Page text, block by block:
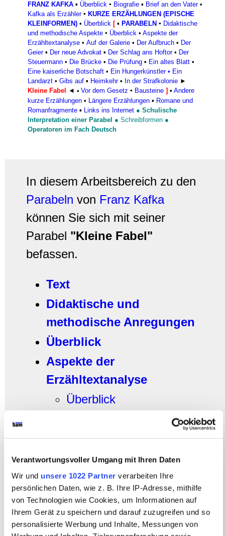
Verantwortungsvoller Umgang mit Ihren Daten
Wir und unsere 1022 Partner verarbeiten Ihre
persönlichen Daten, wie z. B. Ihre IP-Adresse, mithilfe
von Technologien wie Cookies, um Informationen auf
Ihrem Gerät zu speichern und darauf zuzugreifen und so
personalisierte Werbung und Inhalte, Messungen von
FRANZ KAFKA ▪ Überblick ▪ Biografie ▪ Brief an den Vater•
Kafka als Erzähler ▪ KURZE ERZÄHLUNGEN (EPISCHE
KLEINFORMEN) • Überblick [ ▪ PARABELN ▪ Didaktische
und methodische Aspekte ▪ Überblick • Aspekte der
Erzähltextanalyse • Auf der Galerie • Der Aufbruch • Der
Geier ▪ Der neue Advokat ▪ Der Schlag ans Hoftor• Der
Steuermann • Die Brücke • Die Prüfung • Ein altes Blatt •
Eine kaiserliche Botschaft • Ein Hungerkünstler • Ein
Landarzt • Gibs auf ▪ Heimkehr• In der Strafkolonie ►
Kleine Fabel
◄ ▪ Vor dem Gesetz ▪ Bausteine ] • Andere
kurze Erzählungen • Längere Erzählungen ▪ Romane und
Romanfragmente ▪ Links ins Internet ● Schulische
Interpretation einer Parabel ● Schreibformen ●
Operatoren im Fach Deutsch
In diesem Arbeitsbereich zu den
Parabeln von Franz Kafka
können Sie sich mit seiner
Parabel "Kleine Fabel"
befassen.
Text
Didaktische und
methodische Anregungen
Überblick
Aspekte der
Erzähltextanalyse
Überblick
Motiv(e)
Interpretationsansätze
Aspekte der Interpretation
Das jüdische Leben als
Bezugsrahmen der
Interpretation